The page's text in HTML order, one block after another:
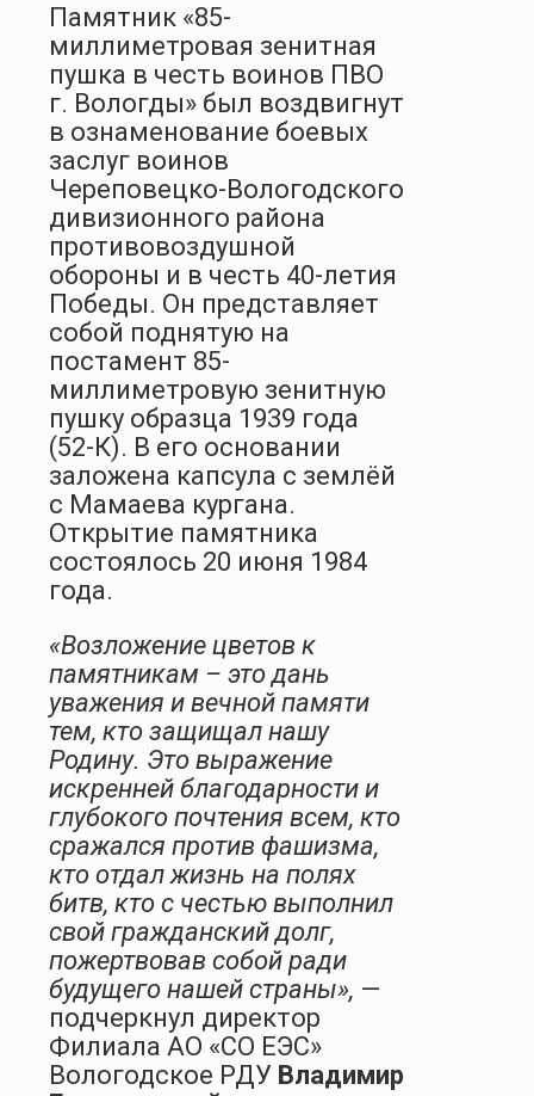
Памятник «85-
миллиметровая зенитная
пушка в честь воинов ПВО
г. Вологды» был воздвигнут
в ознаменование боевых
заслуг воинов
Череповецко-Вологодского
дивизионного района
противовоздушной
обороны и в честь 40-летия
Победы. Он представляет
собой поднятую на
постамент 85-
миллиметровую зенитную
пушку образца 1939 года
(52-К). В его основании
заложена капсула с землёй
с Мамаева кургана.
Открытие памятника
состоялось 20 июня 1984
года.
«Возложение цветов к
памятникам – это дань
уважения и вечной памяти
тем, кто защищал нашу
Родину. Это выражение
искренней благодарности и
глубокого почтения всем, кто
сражался против фашизма,
кто отдал жизнь на полях
битв, кто с честью выполнил
свой гражданский долг,
пожертвовав собой ради
будущего нашей страны», —
подчеркнул директор
Филиала АО «СО ЕЭС»
Вологодское РДУ Владимир